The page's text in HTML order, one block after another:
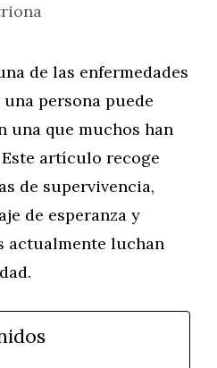
de las enfermedades
persona puede
una que muchos han
artículo recoge
de supervivencia,
de esperanza y
actualmente luchan